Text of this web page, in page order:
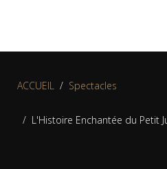
ACCUEIL Spectacles
L'Histoire Enchantée du Petit